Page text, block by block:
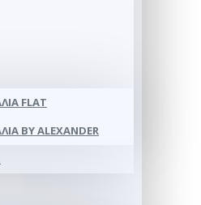
FLAT
BY ALEXANDER